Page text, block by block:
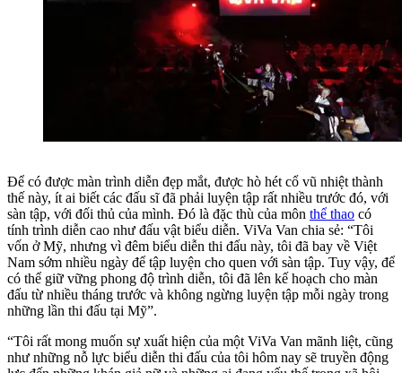
Để có được màn trình diễn đẹp mắt, được hò hét cổ vũ nhiệt thành
thế này, ít ai biết các đấu sĩ đã phải luyện tập rất nhiều trước đó, với
sàn tập, với đối thủ của mình. Đó là đặc thù của môn thể thao có
tính trình diễn cao như đấu vật biểu diễn. ViVa Van chia sẻ: “Tôi
vốn ở Mỹ, nhưng vì đêm biểu diễn thi đấu này, tôi đã bay về Việt
Nam sớm nhiều ngày để tập luyện cho quen với sàn tập. Tuy vậy, để
có thể giữ vững phong độ trình diễn, tôi đã lên kế hoạch cho màn
đấu từ nhiều tháng trước và không ngừng luyện tập mỗi ngày trong
những lần thi đấu tại Mỹ”.
“Tôi rất mong muốn sự xuất hiện của một ViVa Van mãnh liệt, cũng
như những nỗ lực biểu diễn thi đấu của tôi hôm nay sẽ truyền động